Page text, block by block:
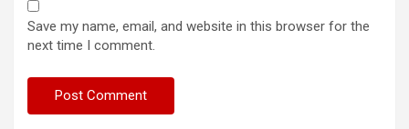
Save my name, email, and website in this browser for the
next time I comment.